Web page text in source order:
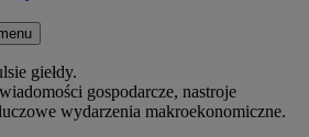
giełdy.
gospodarcze, nastroje
wydarzenia makroekonomiczne.